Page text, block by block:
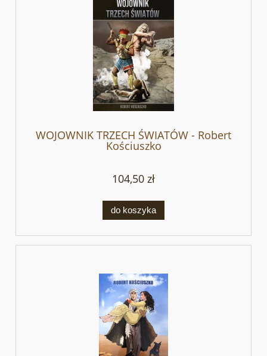
WOJOWNIK TRZECH ŚWIATÓW - Robert
Kościuszko
104,50 zł
do koszyka